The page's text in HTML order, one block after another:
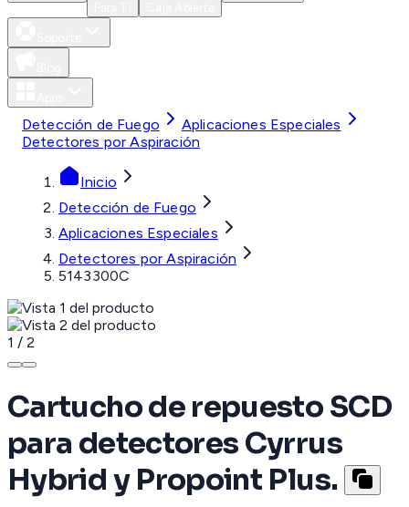
Detección de Fuego
Aplicaciones Especiales
Detectores por Aspiración
Inicio
Detección de Fuego
Aplicaciones Especiales
Detectores por Aspiración
5143300C
1 / 2
Cartucho de repuesto SCD
para detectores Cyrrus
Hybrid y Propoint Plus.